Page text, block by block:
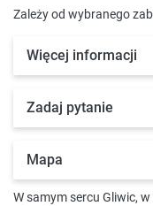
Zależy od wybranego
Więcej informacji
Zadaj pytanie
Mapa
W samym sercu Gliwic,